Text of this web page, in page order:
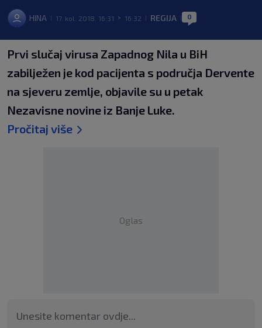
HINA 17. kol. 2018. 16:31 > 16:32 REGIJA 0
Prvi slučaj virusa Zapadnog Nila u BiH
zabilježen je kod pacijenta s područja Dervente
na sjeveru zemlje, objavile su u petak
Nezavisne novine iz Banje Luke.
Pročitaj više
Oglas